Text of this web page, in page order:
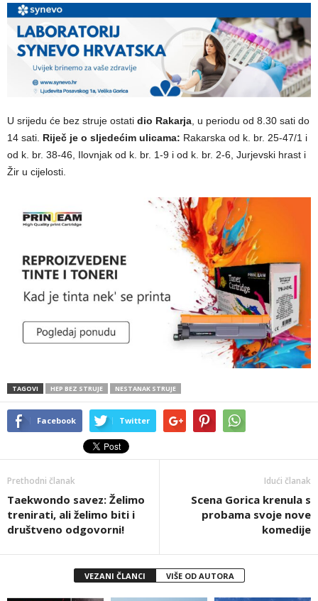
U srijedu će bez struje ostati dio Rakarja, u periodu od 8.30 sati do
14 sati. Riječ je o sljedećim ulicama: Rakarska od k. br. 25-47/1 i
od k. br. 38-46, Ilovnjak od k. br. 1-9 i od k. br. 2-6, Jurjevski hrast i
Žir u cijelosti.
TAGOVI HEP BEZ STRUJE NESTANAK STRUJE
Facebook Twitter
Prethodni članak
Taekwondo savez: Želimo
trenirati, ali želimo biti i
društveno odgovorni!
Idući članak
Scena Gorica krenula s
probama svoje nove
komedije
VEZANI ČLANCI VIŠE OD AUTORA